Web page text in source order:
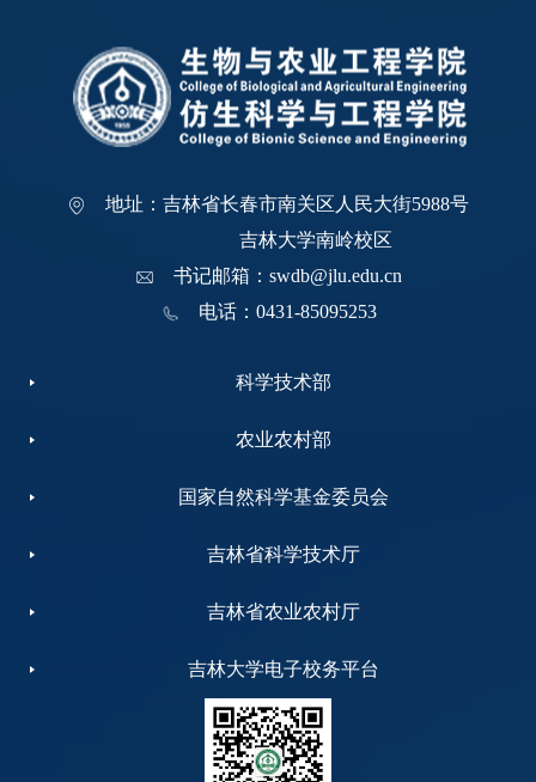
地址：吉林省长春市南关区人民大街5988号
吉林大学南岭校区
书记邮箱：swdb@jlu.edu.cn
电话：0431-85095253
科学技术部
农业农村部
国家自然科学基金委员会
吉林省科学技术厅
吉林省农业农村厅
吉林大学电子校务平台